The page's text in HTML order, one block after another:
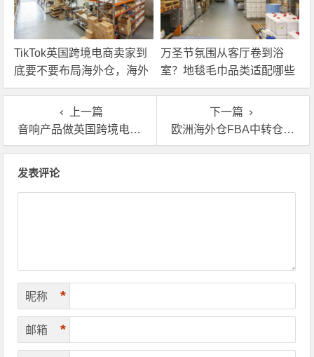
TikTok英国跨境电商卖家到
底要不要布局海外仓，海外
仓优势分析！
万圣节氛围从客厅卷到浴
室？地毯毛巾品类适配哪些
海外仓服务？
上一篇
音响产品做英国跨境电商，用海外仓一件代发合适吗？
下一篇
欧洲海外仓FBA中转仓有没有靠谱的？专业欧洲海外仓推荐
发表评论
昵称 *
邮箱 *